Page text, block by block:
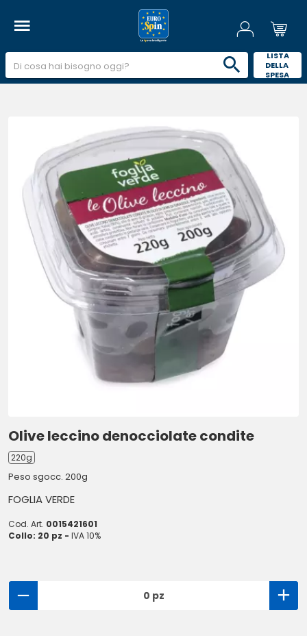
LISTA
DELLA
SPESA
Olive leccino denocciolate condite
220g
Peso sgocc. 200g
FOGLIA VERDE
Cod. Art. 0015421601
Collo: 20 pz - IVA 10%
0 pz